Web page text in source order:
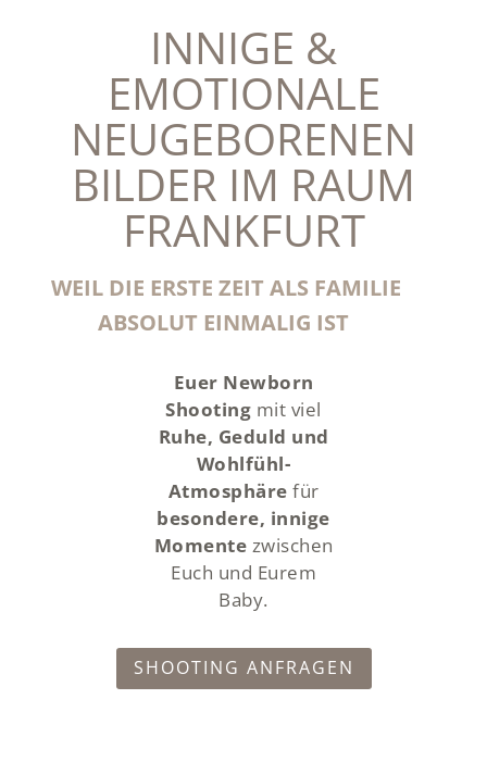
INNIGE &
EMOTIONALE
NEUGEBORENEN
BILDER IM RAUM
FRANKFURT
WEIL DIE ERSTE ZEIT ALS FAMILIE
ABSOLUT EINMALIG IST
Euer Newborn
Shooting mit viel
Ruhe, Geduld und
Wohlfühl-
Atmosphäre für
besondere, innige
Momente zwischen
Euch und Eurem
Baby.
SHOOTING ANFRAGEN